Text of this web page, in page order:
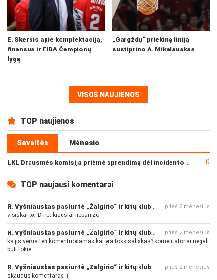
E. Skersis apie komplektaciją,
finansus ir FIBA Čempionų
lygą
„Gargždų“ priekinę liniją
sustiprino A. Mikalauskas
VISOS NAUJIENOS
TOP naujienos
Savaitės Mėnesio
LKL Drausmės komisija priėmė sprendimą dėl incidento po „Neptūno“ ir „Juventus“ rungtynių 0
TOP naujausi komentarai
R. Vyšniauskas pasiuntė „Žalgirio“ ir kitų klubų fanus prieš 2 mėnesius
visiskai px :D net kiausiai nepanizo
R. Vyšniauskas pasiuntė „Žalgirio“ ir kitų klubų fanus prieš 2 mėnesius
ka jis veikia ten komentuodamas kai yra toks saliskas? komentatoriai negali
buti tokie
R. Vyšniauskas pasiuntė „Žalgirio“ ir kitų klubų fanus prieš 2 mėnesius
skaudus komentaras :(